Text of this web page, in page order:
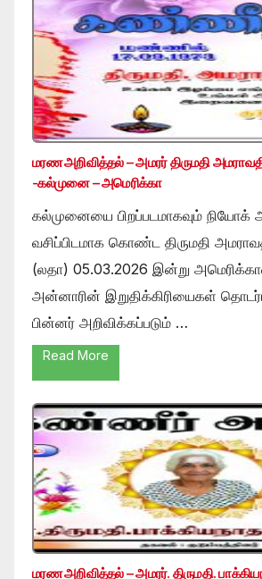
மரண அறிவித்தல் – அமரர் திருமதி
-கல்முனை – அமெரிக்கா
கல்முனையை பிறப்படமாகவும் நியோக்
வசிப்பிடமாக கொண்ட திருமதி
(லதா) 05.03.2026 இன்று
அன்னாரின் இறுதிக்கிரியைகள்
பின்னர் அறிவிக்கப்படும் …
Read More
மரண அறிவித்தல் – அமரர். திருமதி.